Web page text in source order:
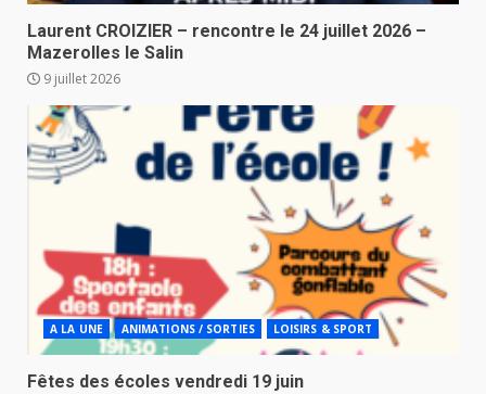
Laurent CROIZIER – rencontre le 24 juillet 2026 –
Mazerolles le Salin
9 juillet 2026
A LA UNE ANIMATIONS / SORTIES LOISIRS & SPORT
Fêtes des écoles vendredi 19 juin